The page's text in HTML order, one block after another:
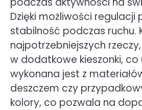
Dzięki możliwości
stabilność podczas
najpotrzebniejszych
w dodatkowe kieszonki,
wykonana jest z
deszczem czy
kolory, co pozwala na